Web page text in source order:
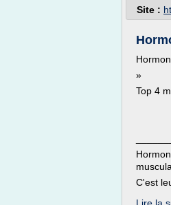
Site :
»
Top 4
C'est